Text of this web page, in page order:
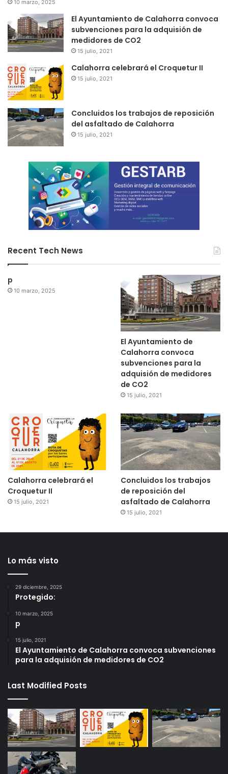
10 marzo, 2025
El Ayuntamiento de Calahorra convoca
subvenciones para la adquisión de
medidores de CO2
15 julio, 2021
Calahorra celebrará el Croquetur II
15 julio, 2021
Concluidos los trabajos de reposición
del asfaltado de Calahorra
15 julio, 2021
Recent Tech News
p
10 marzo, 2025
El Ayuntamiento de
Calahorra convoca
subvenciones para la
adquisión de medidores
de CO2
15 julio, 2021
Calahorra celebrará el
Croquetur II
15 julio, 2021
Concluidos los trabajos
de reposición del
asfaltado de Calahorra
15 julio, 2021
Lo más visto
29 diciembre, 2025
Protegido:
10 marzo, 2025
p
15 julio, 2021
El Ayuntamiento de Calahorra convoca subvenciones
para la adquisión de medidores de CO2
Last Modified Posts